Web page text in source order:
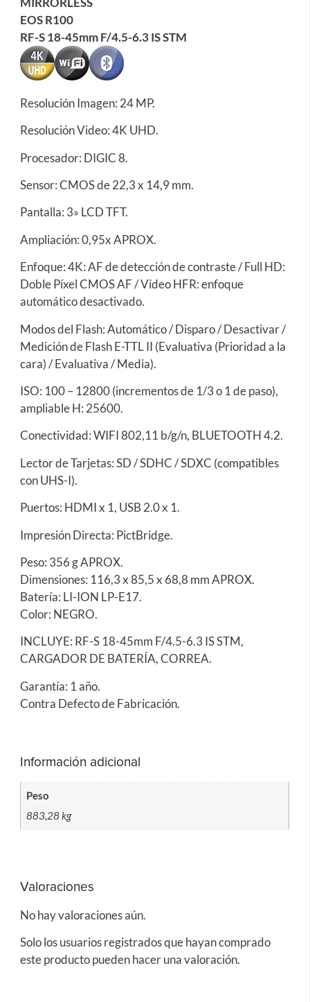
EOS R100
RF-S 18-45mm F/4.5-6.3 IS STM
Resolución Imagen: 24 MP.
Resolución Video: 4K UHD.
Procesador: DIGIC 8.
Sensor: CMOS de 22,3 x 14,9 mm.
Pantalla: 3» LCD TFT.
Ampliación: 0,95x APROX.
Enfoque: 4K: AF de detección de contraste / Full HD:
Doble Píxel CMOS AF / Video HFR: enfoque
automático desactivado.
Modos del Flash: Automático / Disparo / Desactivar /
Medición de Flash E-TTL II (Evaluativa (Prioridad a la
cara) / Evaluativa / Media).
ISO: 100 – 12800 (incrementos de 1/3 o 1 de paso),
ampliable H: 25600.
Conectividad: WIFI 802,11 b/g/n, BLUETOOTH 4.2.
Lector de Tarjetas: SD / SDHC / SDXC (compatibles
con UHS-I).
Puertos: HDMI x 1, USB 2.0 x 1.
Impresión Directa: PictBridge.
Peso: 356 g APROX.
Dimensiones: 116,3 x 85,5 x 68,8 mm APROX.
Batería: LI-ION LP-E17.
Color: NEGRO.
INCLUYE: RF-S 18-45mm F/4.5-6.3 IS STM,
CARGADOR DE BATERÍA, CORREA.
Garantía: 1 año.
Contra Defecto de Fabricación.
Información adicional
Peso
883,28 kg
Valoraciones
No hay valoraciones aún.
Solo los usuarios registrados que hayan comprado
este producto pueden hacer una valoración.